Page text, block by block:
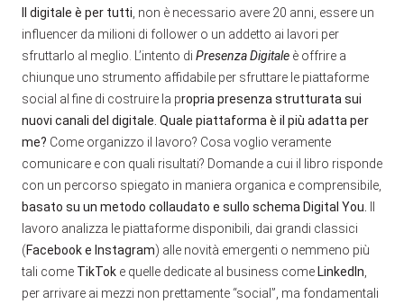
Il digitale è per tutti , non è necessario avere 20 anni, essere un
influencer da milioni di follower o un addetto ai lavori per
sfruttarlo al meglio. L’intento di Presenza Digitale è offrire a
chiunque uno strumento affidabile per sfruttare le piattaforme
social al fine di costruire la propria presenza strutturata sui
nuovi canali del digitale. Quale piattaforma è il più adatta per
me? Come organizzo il lavoro? Cosa voglio veramente
comunicare e con quali risultati? Domande a cui il libro risponde
con un percorso spiegato in maniera organica e comprensibile,
basato su un metodo collaudato e sullo schema Digital You.
lavoro analizza le piattaforme disponibili, dai grandi classici
(Facebook e Instagram) alle novità emergenti o nemmeno più
tali come TikTok e quelle dedicate al business come LinkedIn
per arrivare ai mezzi non prettamente “social”, ma fondamentali